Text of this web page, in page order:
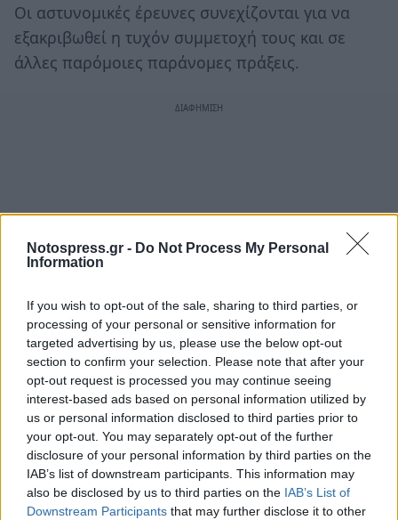
Notospress.gr - Do Not Process My Personal
Information
If you wish to opt-out of the sale, sharing to third parties, or
processing of your personal or sensitive information for
targeted advertising by us, please use the below opt-out
section to confirm your selection. Please note that after your
opt-out request is processed you may continue seeing
interest-based ads based on personal information utilized by
us or personal information disclosed to third parties prior to
your opt-out. You may separately opt-out of the further
disclosure of your personal information by third parties on the
IAB’s list of downstream participants. This information may
also be disclosed by us to third parties on the IAB’s List of
Downstream Participants that may further disclose it to other
Οι αστυνομικές έρευνες συνεχίζονται για να
εξακριβωθεί η τυχόν συμμετοχή τους και σε
άλλες παρόμοιες παράνομες πράξεις.